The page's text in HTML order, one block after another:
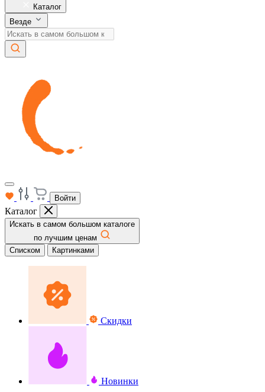
Каталог
Везде
Войти
Каталог
Искать в самом большом каталоге
по лучшим ценам
Списком
Картинками
Скидки
Новинки